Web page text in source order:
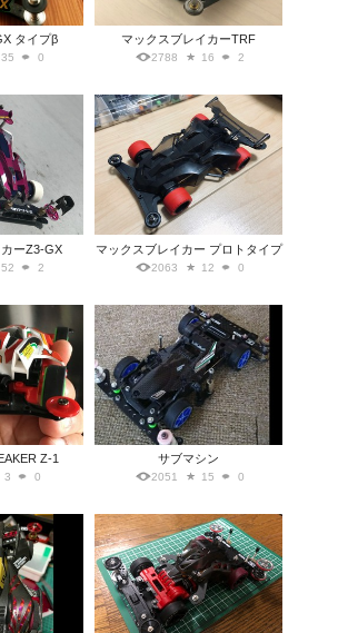
タイプβ
35 0
マックスブレイカーTRF
2788 16 2
ーZ3-GX
52 2
マックスブレイカー プロトタイプ
2063 12 0
Z-1
3 0
サブマシン
2051 15 0